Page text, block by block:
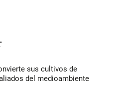
sus cultivos de
del medioambiente